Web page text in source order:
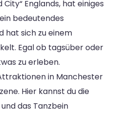
Englands, hat einiges
bedeutendes
hat sich zu einem
Egal ob tagsüber oder
zu erleben.
in Manchester
Hier kannst du die
das Tanzbein